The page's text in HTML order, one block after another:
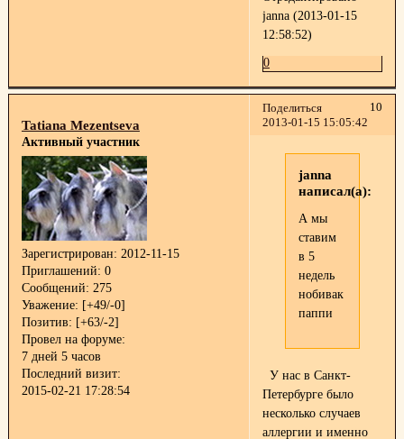
janna (2013-01-15
12:58:52)
0
Поделиться
10
2013-01-15 15:05:42
Tatiana Mezentseva
Активный участник
Зарегистрирован: 2012-11-15
Приглашений: 0
Сообщений: 275
Уважение: [+49/-0]
Позитив: [+63/-2]
Провел на форуме:
7 дней 5 часов
Последний визит:
2015-02-21 17:28:54
janna
написал(а):
А мы
ставим
в 5
недель
нобивак
паппи
У нас в Санкт-
Петербурге было
несколько случаев
аллергии и именно